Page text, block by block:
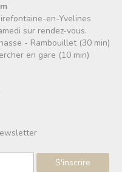
en-Yvelines
sur rendez-vous.
- Rambouillet (30 min)
en gare (10 min)